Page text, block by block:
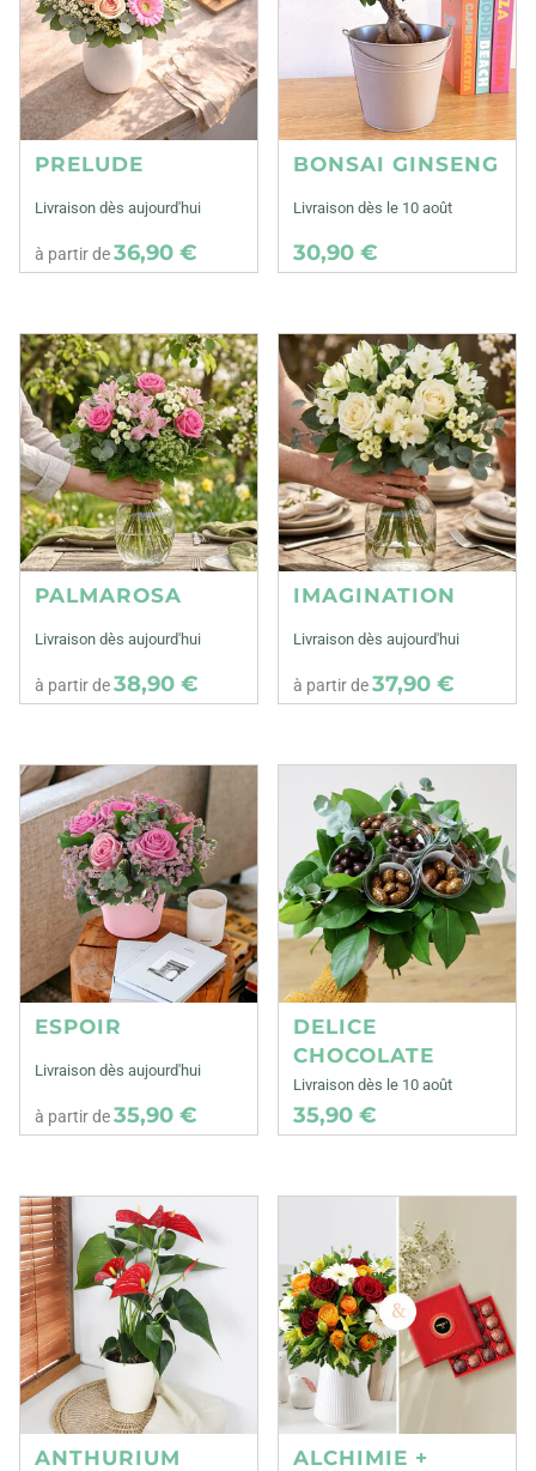
PRELUDE
Livraison dès aujourd'hui
à partir de36,90 €
BONSAI GINSENG
Livraison dès le 10 août
30,90 €
PALMAROSA
Livraison dès aujourd'hui
à partir de38,90 €
IMAGINATION
Livraison dès aujourd'hui
à partir de37,90 €
ESPOIR
Livraison dès aujourd'hui
à partir de35,90 €
DELICE
CHOCOLATE
Livraison dès le 10 août
35,90 €
ANTHURIUM
ALCHIMIE +